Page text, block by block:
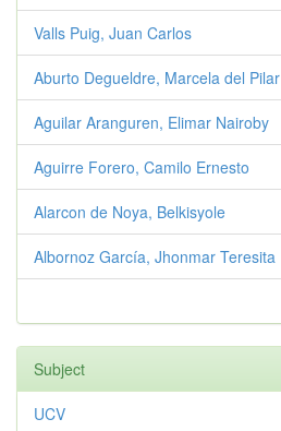
Valls Puig, Juan Carlos
Aburto Degueldre, Marcela del Pilar
Aguilar Aranguren, Elimar Nairoby
Aguirre Forero, Camilo Ernesto
Alarcon de Noya, Belkisyole
Albornoz García, Jhonmar Teresita
Subject
UCV